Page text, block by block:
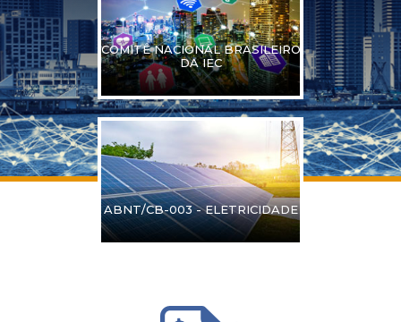
COMITÊ NACIONAL BRASILEIRO
DA IEC
ABNT/CB-003 - ELETRICIDADE